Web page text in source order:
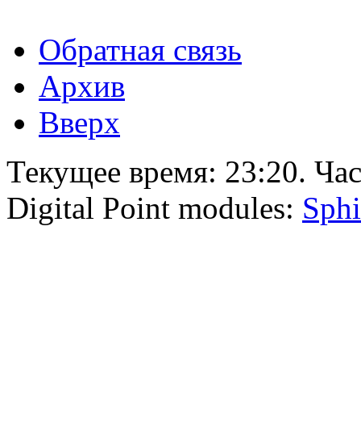
Обратная связь
Архив
Вверх
Текущее время: 23:20.
Digital Point modules: